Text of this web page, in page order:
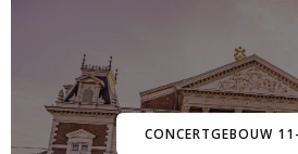
CONCERTGEBOUW